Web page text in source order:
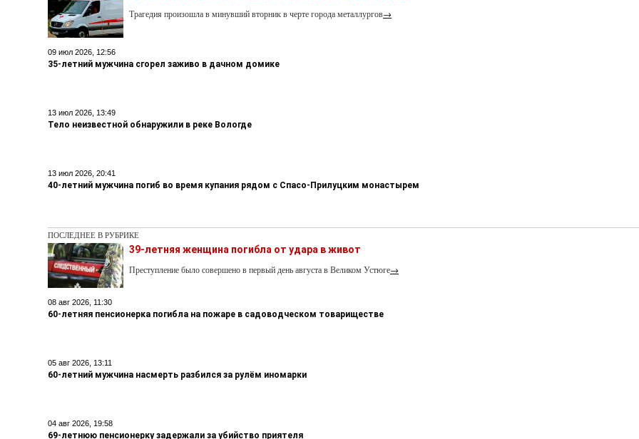
Трагедия произошла в минувший вторник в черте города металлургов→
09 июл 2026, 12:56
35-летний мужчина сгорел заживо в дачном домике
13 июл 2026, 13:49
Тело неизвестной обнаружили в реке Вологде
13 июл 2026, 20:41
40-летний мужчина погиб во время купания рядом с Спасо-Прилуцким монастырем
ПОСЛЕДНЕЕ В РУБРИКЕ
39-летняя женщина погибла от удара в живот
Преступление было совершено в первый день августа в Великом Устюге→
08 авг 2026, 11:30
60-летняя пенсионерка погибла на пожаре в садоводческом товариществе
05 авг 2026, 13:11
60-летний мужчина насмерть разбился за рулём иномарки
04 авг 2026, 19:58
69-летнюю пенсионерку задержали за убийство приятеля